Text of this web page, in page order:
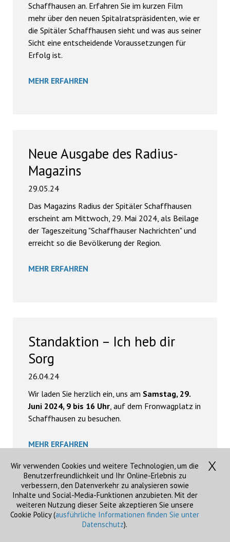
Schaffhausen an. Erfahren Sie im kurzen Film
mehr über den neuen Spitalratspräsidenten, wie er
die Spitäler Schaffhausen sieht und was aus seiner
Sicht eine entscheidende Voraussetzungen für
Erfolg ist.
MEHR ERFAHREN
Neue Ausgabe des Radius-
Magazins
29.05.24
Das Magazins Radius der Spitäler Schaffhausen
erscheint am Mittwoch, 29. Mai 2024, als Beilage
der Tageszeitung "Schaffhauser Nachrichten" und
erreicht so die Bevölkerung der Region.
MEHR ERFAHREN
Standaktion – Ich heb dir
Sorg
26.04.24
Wir laden Sie herzlich ein, uns am Samstag, 29.
Juni 2024, 9 bis 16 Uhr, auf dem Fronwagplatz in
Schaffhausen zu besuchen.
MEHR ERFAHREN
Spitäler Schaffhausen 2023:
Ein herausforderndes Jahr in
Wir verwenden Cookies und weitere Technologien, um die
Benutzerfreundlichkeit und Ihr Online-Erlebnis zu
verbessern, den Datenverkehr zu analysieren sowie
Inhalte und Social-Media-Funktionen anzubieten. Mit der
weiteren Nutzung dieser Seite akzeptieren Sie unsere
Cookie Policy (ausführliche Informationen finden Sie unter
Datenschutz).